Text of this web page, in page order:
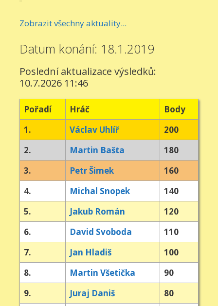
Zobrazit všechny aktuality...
Datum konání: 18.1.2019
Poslední aktualizace výsledků:
10.7.2026 11:46
Pořadí Hráč
Body
1.
Václav Uhlíř
200
2.
Martin Bašta
180
3.
Petr Šimek
160
4.
Michal Snopek
140
5.
Jakub Román
120
6.
David Svoboda
110
7.
Jan Hladiš
100
8.
Martin Všetička
90
9.
Juraj Daniš
80